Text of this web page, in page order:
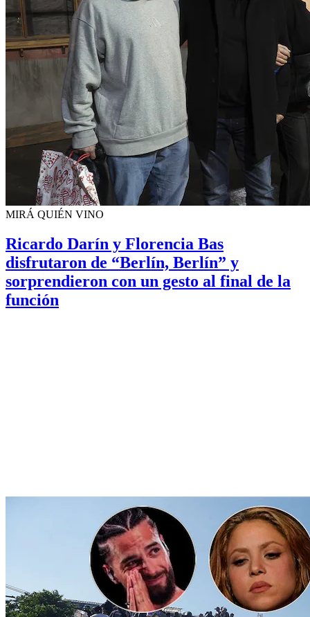
MIRÁ QUIÉN VINO
Ricardo Darín y Florencia Bas
disfrutaron de “Berlín, Berlín” y
sorprendieron con un gesto al final de la
función